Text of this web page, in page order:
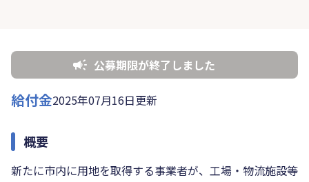
公募期限が終了しました
給付金2025年07月16日更新
概要
新たに市内に用地を取得する事業者が、工場・物流施設等